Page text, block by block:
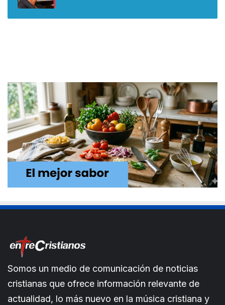
Somos un medio de comunicación de noticias
cristianas que ofrece información relevante de
actualidad, lo más nuevo en la música cristiana y